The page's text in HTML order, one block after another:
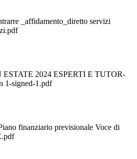
_affidamento_diretto servizi
2024 ESPERTI E TUTOR-
1-signed-1.pdf
finanziario previsionale Voce di